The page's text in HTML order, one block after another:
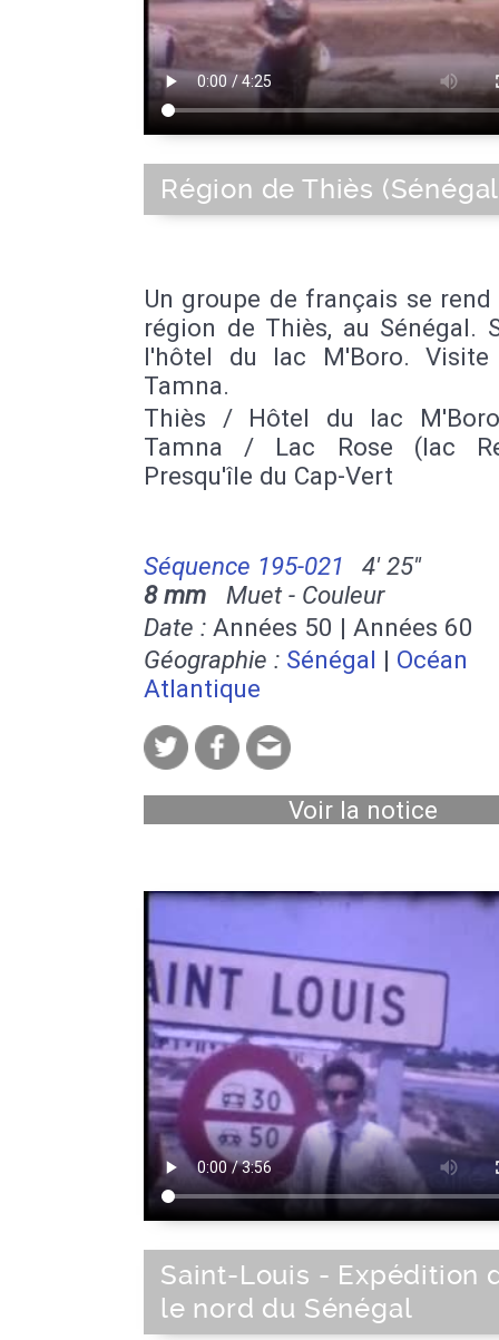
Région de Thiès
Un groupe de français se
région de Thiès, au Sénégal.
l'hôtel du lac M'Boro.
Tamna.
Thiès / Hôtel du lac
Tamna / Lac Rose (lac
Presqu'île du Cap-Vert
Séquence 195-021
4' 25''
8 mm Muet - Couleur
Date : Années 50 | Années 60
Géographie : Sénégal | Océan
Atlantique
Voir la notice
Saint-Louis - Expédition
le nord du Sénégal